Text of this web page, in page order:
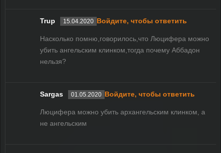
Trup 15.04.2020 Войдите, чтобы ответить
Насколько помню,говорилось,что Люцифера можно
убить ангельским клинком,тогда почему Аббадон
нельзя?
Sargas 01.05.2020 Войдите, чтобы ответить
Люцифера можно убить архангельским клинком, а
не ангельским